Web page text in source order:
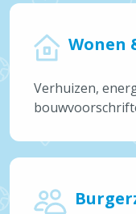
Wonen
Verhuizen,